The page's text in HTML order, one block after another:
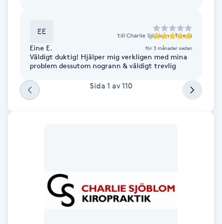
Damklippning
Dermapen
Diamantslipning
E
Extensions borttagning
EE till Charlie Sjöblom - Tyresö
Eine E. för 3 månader sedan
Väldigt duktig! Hjälper mig verkligen med mina
problem dessutom nogrann & väldigt trevlig
Sida 1 av110